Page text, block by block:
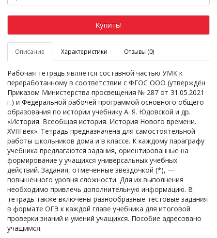
Купить!
Описание Характеристики Отзывы (0)
Рабочая тетрадь является составной частью УМК к
переработанному в соответствии с ФГОС ООО (утверждён
Приказом Министерства просвещения № 287 от 31.05.2021
г.) и Федеральной рабочей программой основного общего
образования по истории учебнику А. Я. Юдовской и др.
«История. Всеобщая история. История Нового времени.
XVIII век». Тетрадь предназначена для самостоятельной
работы школьников дома и в классе. К каждому параграфу
учебника предлагаются задания, ориентированные на
формирование у учащихся универсальных учебных
действий. Задания, отмеченные звёздочкой (*), —
повышенного уровня сложности. Для их выполнения
необходимо привлечь дополнительную информацию. В
тетрадь также включены разнообразные тестовые задания
в формате ОГЭ к каждой главе учебника для итоговой
проверки знаний и умений учащихся. Пособие адресовано
учащимся.